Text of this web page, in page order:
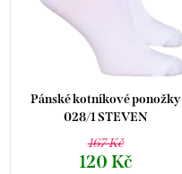
Pánské kotníkové ponožky
028/1 STEVEN
167 Kč
120 Kč